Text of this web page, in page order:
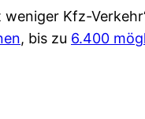
Kfz-
, bis zu 6.400